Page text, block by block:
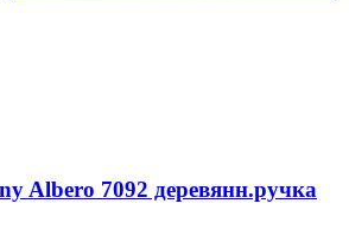
Albero 7092 деревянн.ручка